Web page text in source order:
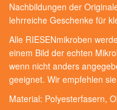
Nachbildungen der
lehrreiche Geschenke für
Alle RIESENmikroben
einem Bild der echten
wenn nicht anders
geeignet. Wir empfehlen
Material: Polyesterfasern,